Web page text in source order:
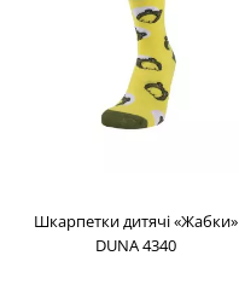
Шкарпетки дитячі «Жабки»
DUNA 4340